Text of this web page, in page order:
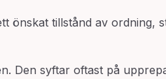
önskat tillstånd av ordning,
Den syftar oftast på